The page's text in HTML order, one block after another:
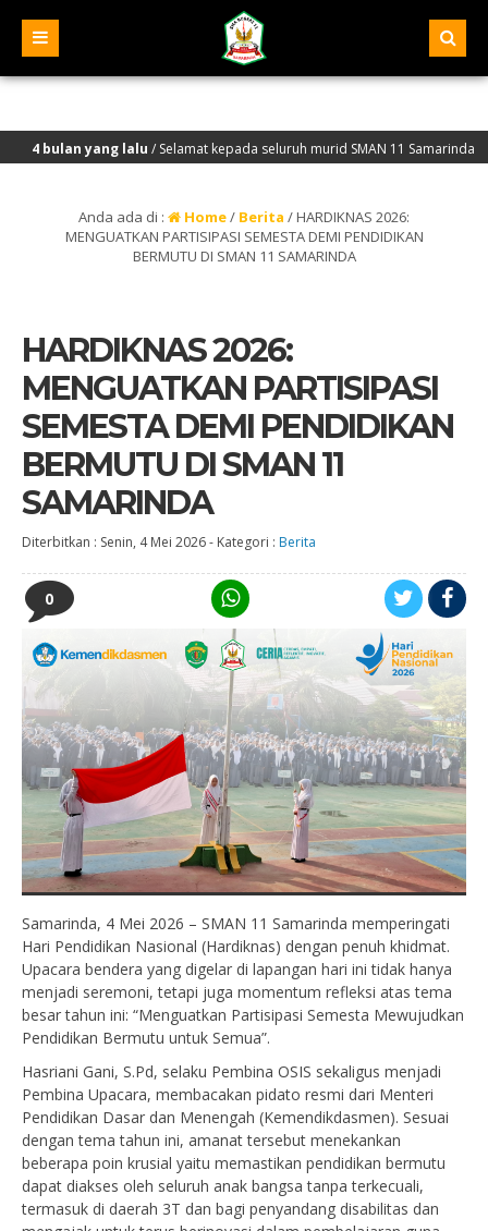
lalu/ Selamat kepada seluruh murid SMAN 11 Samarinda yang lolos
lalu/ Selamat Datang di Website Resmi SMA Negeri 11 Samarinda – NPSN
Anda ada di : Home/ Berita /HARDIKNAS 2026:
MENGUATKAN PARTISIPASI SEMESTA DEMI PENDIDIKAN
BERMUTU DI SMAN 11 SAMARINDA
HARDIKNAS 2026:
MENGUATKAN PARTISIPASI
SEMESTA DEMI PENDIDIKAN
BERMUTU DI SMAN 11
SAMARINDA
Diterbitkan : Senin, 4 Mei 2026- Kategori : Berita
0
Samarinda, 4 Mei 2026 – SMAN 11 Samarinda memperingati
Hari Pendidikan Nasional (Hardiknas) dengan penuh khidmat.
Upacara bendera yang digelar di lapangan hari ini tidak hanya
menjadi seremoni, tetapi juga momentum refleksi atas tema
besar tahun ini: “Menguatkan Partisipasi Semesta Mewujudkan
Pendidikan Bermutu untuk Semua”.
Hasriani Gani, S.Pd, selaku Pembina OSIS sekaligus menjadi
Pembina Upacara, membacakan pidato resmi dari Menteri
Pendidikan Dasar dan Menengah (Kemendikdasmen). Sesuai
dengan tema tahun ini, amanat tersebut menekankan
beberapa poin krusial yaitu memastikan pendidikan bermutu
dapat diakses oleh seluruh anak bangsa tanpa terkecuali,
termasuk di daerah 3T dan bagi penyandang disabilitas dan